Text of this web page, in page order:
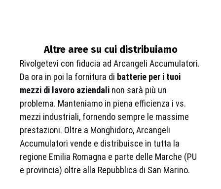
Altre aree su cui distribuiamo
Rivolgetevi con fiducia ad Arcangeli Accumulatori.
Da ora in poi la fornitura di batterie per i tuoi
mezzi di lavoro aziendali non sarà più un
problema. Manteniamo in piena efficienza i vs.
mezzi industriali, fornendo sempre le massime
prestazioni. Oltre a Monghidoro, Arcangeli
Accumulatori vende e distribuisce in tutta la
regione Emilia Romagna e parte delle Marche (PU
e provincia) oltre alla Repubblica di San Marino.